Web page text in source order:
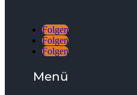
Folgen
Folgen
Folgen
Menü